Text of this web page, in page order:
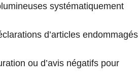
systématiquement
d’articles endommagés
ou d’avis négatifs pour